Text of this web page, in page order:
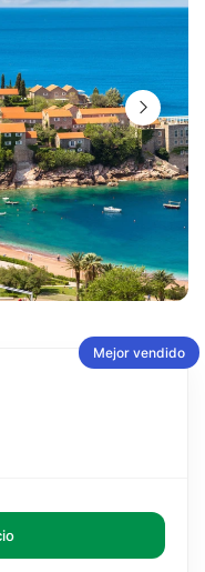
Mejor vendido